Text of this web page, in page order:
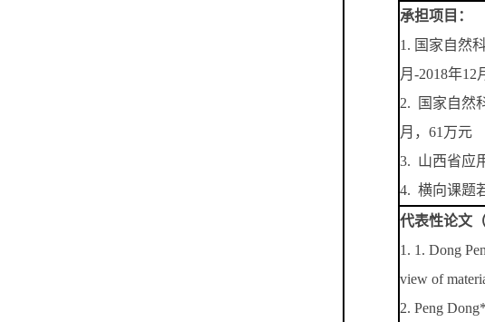
承担项目：
1. 国家自然
月-2018年12
2. 国家自然
月，61万元
3. 山西省应
4. 横向课题
代表性论文
1. 1. Dong
view of
2. Peng